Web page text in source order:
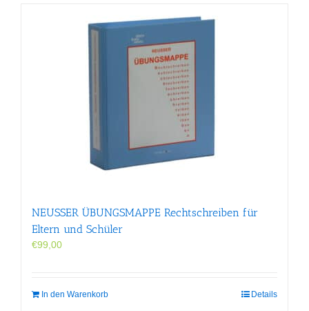
NEUSSER ÜBUNGS­MAPPE Rechtschreiben für
Eltern und Schüler
€99,00
In den Warenkorb Details